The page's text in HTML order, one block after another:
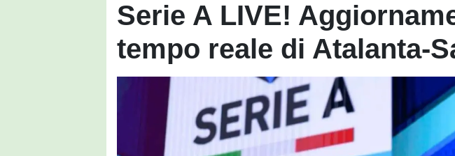
Serie A LIVE!
tempo reale di Atalanta-